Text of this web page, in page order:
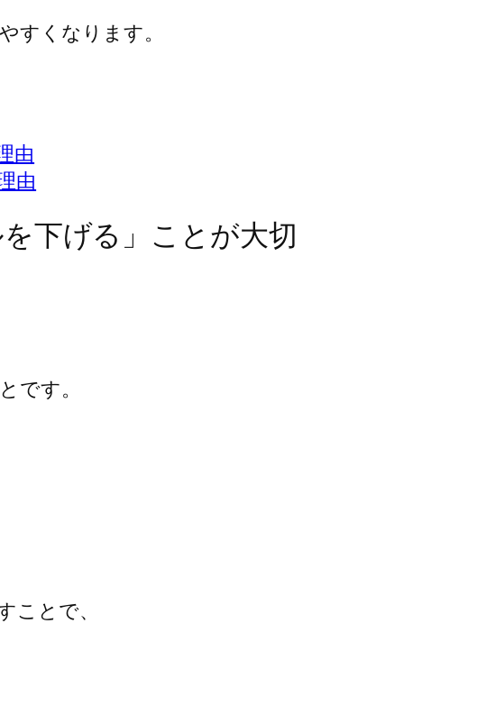
すくなります。
由
由
下げる」ことが大切
です。
ことで、